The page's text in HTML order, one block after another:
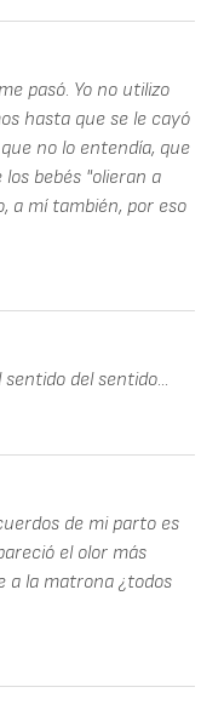
pasó. Yo no utilizo
hasta que se le cayó
no lo entendía, que
bebés "olieran a
a mí también, por eso
sentido del sentido...
de mi parto es
el olor más
a la matrona ¿todos